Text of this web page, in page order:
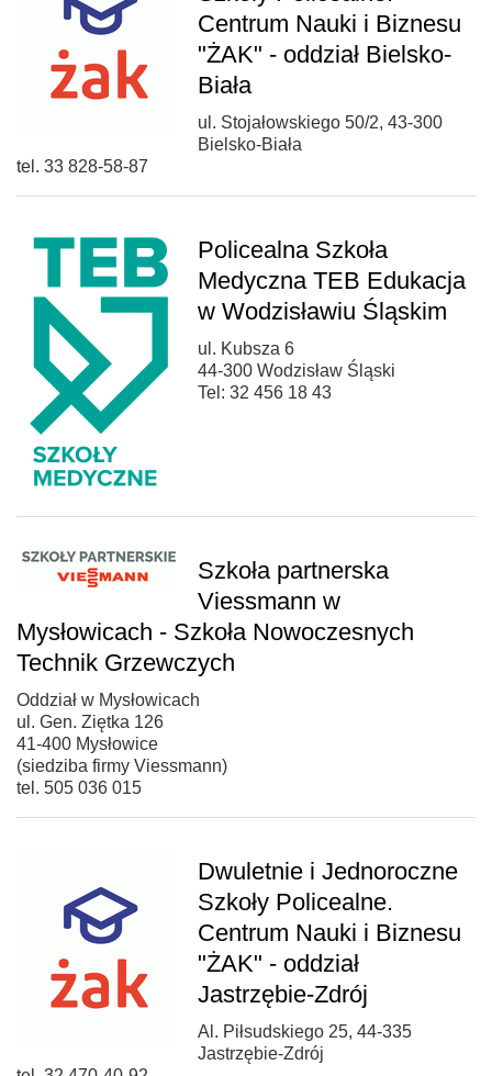
Centrum Nauki i Biznesu
"ŻAK" - oddział Bielsko-
Biała
ul. Stojałowskiego 50/2, 43-300
Bielsko-Biała
tel. 33 828-58-87
Policealna Szkoła
Medyczna TEB Edukacja
w Wodzisławiu Śląskim
ul. Kubsza 6
44-300 Wodzisław Śląski
Tel: 32 456 18 43
Szkoła partnerska
Viessmann w
Mysłowicach - Szkoła Nowoczesnych
Technik Grzewczych
Oddział w Mysłowicach
ul. Gen. Ziętka 126
41-400 Mysłowice
(siedziba firmy Viessmann)
tel. 505 036 015
Dwuletnie i Jednoroczne
Szkoły Policealne.
Centrum Nauki i Biznesu
"ŻAK" - oddział
Jastrzębie-Zdrój
Al. Piłsudskiego 25, 44-335
Jastrzębie-Zdrój